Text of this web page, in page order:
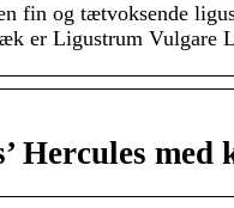
fin og tætvoksende
er Ligustrum
Hercules